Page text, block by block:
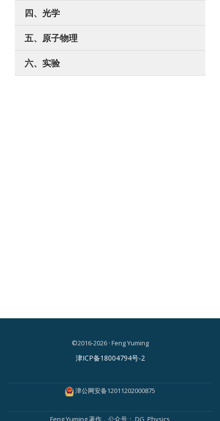
四、光学
五、原子物理
六、实验
©2016-2026 · Feng Yuming
级
单
津ICP备18004794号-2
津公网安备12011202000875
Feng Yuming著作，公众号： DG_Physics